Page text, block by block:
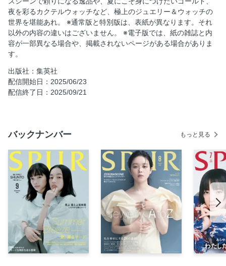
NEW ＆ NOW 6
マリウス葉の一歩ずつ進もう
佐藤栞里と明日のESSENTIALS
JEWELRY AND TIMEPIECES FOR FASHION
JEWELRY AND TIMEPIECES FOR FASHION 1 ジュエリー
と服の幸福な方程式
JEWELRY AND TIMEPIECES FOR FASHION 3 ちゃんみな
JEWELRY AND TIMEPIECES FOR FASHION 4 時には輝く
オブジェのように
JEWELRY AND TIMEPIECES FOR FASHION 5 スタイリス
ト佐藤里沙さんと考える、真夏のゴールド学
JEWELRY AND TIMEPIECES FOR FASHION 6 色石図鑑
JEWELRY AND TIMEPIECES FOR FASHION 7 アイコンと
腕時計
JEWELRY AND TIMEPIECES FOR FASHION 8 午後7時のカ
クテルウォッチ
夜を彩るカクテルウォッチなど、極上のジュエリー＆ウォッチの
世界を堪能あれ。 ※通常版と特別版は、表紙が異なります。それ
以外の内容の違いはございません。 ※電子版では、紙の雑誌と内
容が一部異なる場合や、掲載されないページがある場合がありま
す。
出版社：集英社
配信開始日：2025/06/23
配信終了日：2025/09/21
バックナンバー もっと見る